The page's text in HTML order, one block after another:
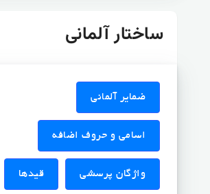
ساختار آلمانی
ضمایر آلمانی
اسامی و حروف اضافه
واژگان پرسشی قیدها